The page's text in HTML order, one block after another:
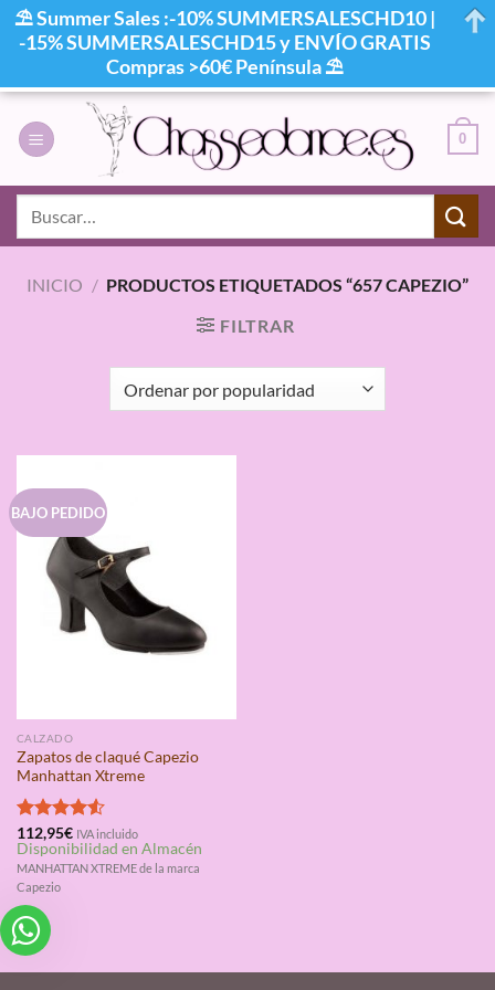
contenido
0
INICIO / PRODUCTOS ETIQUETADOS “657 CAPEZIO”
FILTRAR
BAJO PEDIDO
CALZADO
Zapatos de claqué Capezio
Manhattan Xtreme
Valorado
con4.50
de 5
112,95€ IVA incluido
Disponibilidad en Almacén
MANHATTAN XTREME de la marca
Capezio
⛱ Summer Sales :-10% SUMMERSALESCHD10 |
-15% SUMMERSALESCHD15 y ENVÍO GRATIS
Compras >60€ Península ⛱